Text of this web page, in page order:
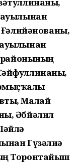
Ғәлийәнованы,
районының
Малай
Әбйәлил
Гүзәлиә
Торонтайыш